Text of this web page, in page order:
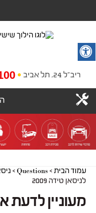
ריב"ל 24, תל אביב
עמוד הבית>
Questions
>
לניסאן טידה 2009
מעוניין לדעת